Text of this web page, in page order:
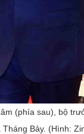
(phía sau), bộ
Tháng Bảy. (Hình: